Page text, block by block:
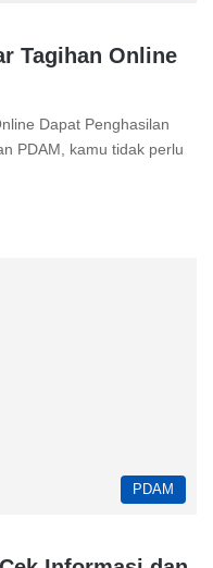
Tagihan Online
Dapat Penghasilan
PDAM, kamu tidak perlu
PDAM